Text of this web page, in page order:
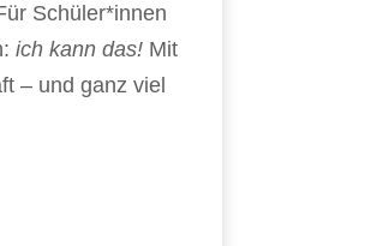
Schüler*innen
ich kann das! Mit
– und ganz viel